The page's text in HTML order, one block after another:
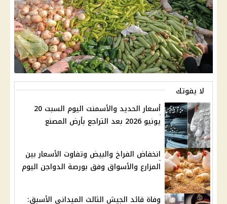
لا يفوتك
أسعار الحديد والأسمنت اليوم السبت 20
يونيو 2026 بعد التراجع بأرض المصنع
انخفاض الفراخ والبيض وتفاوت الأسعار بين
المزارع والأسواق وفق بورصة الدواجن اليوم
وفاة قائد الجيش الثالث الميدانى الأسبق: